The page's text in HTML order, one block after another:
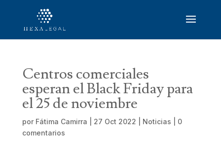
Centros comerciales
esperan el Black Friday para
el 25 de noviembre
por Fátima Camirra 27 Oct 2022 Noticias
0
comentarios